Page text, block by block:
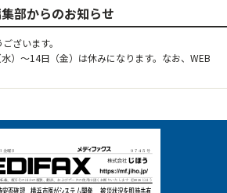
部からのお知らせ
ざいます。
）～14日（金）は休みになります。なお、WEB